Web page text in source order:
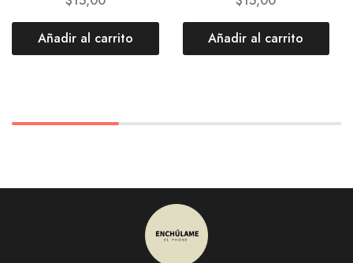
Añadir al carrito Añadir al carrito